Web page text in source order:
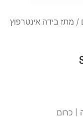
/ מתז בידה אינטרפוץ
| כרום